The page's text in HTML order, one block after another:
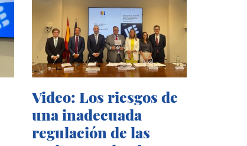
Video: Los riesgos de
una inadecuada
regulación de las